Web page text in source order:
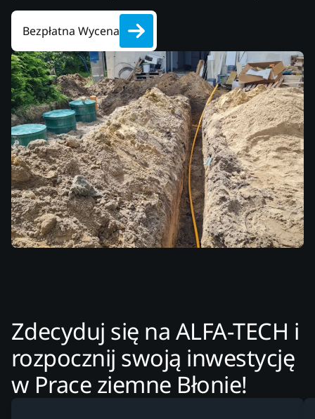
Bezpłatna Wycena
Zdecyduj się na ALFA-TECH i
rozpocznij swoją inwestycję
w Prace ziemne Błonie!